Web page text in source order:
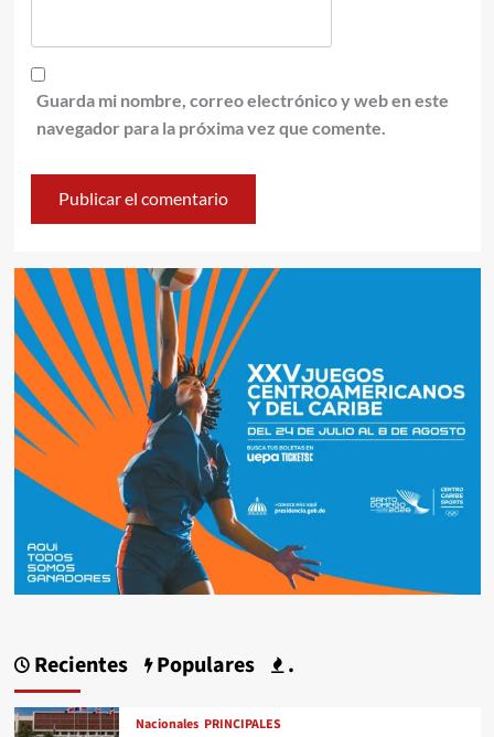
Guarda mi nombre, correo electrónico y web en este
navegador para la próxima vez que comente.
Recientes Populares .
Nacionales PRINCIPALES